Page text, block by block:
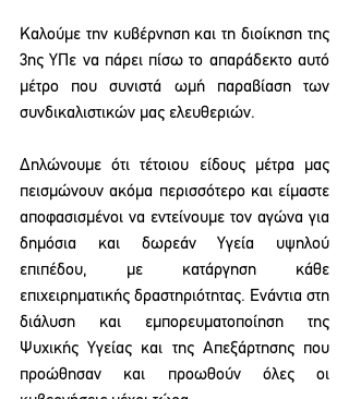
Καλούμε την κυβέρνηση και τη διοίκηση της
3ης ΥΠε να πάρει πίσω το απαράδεκτο αυτό
μέτρο που συνιστά ωμή παραβίαση των
συνδικαλιστικών μας ελευθεριών.
Δηλώνουμε ότι τέτοιου είδους μέτρα μας
πεισμώνουν ακόμα περισσότερο και είμαστε
αποφασισμένοι να εντείνουμε τον αγώνα για
δημόσια και δωρεάν Υγεία υψηλού
επιπέδου, με κατάργηση κάθε
επιχειρηματικής δραστηριότητας. Ενάντια στη
διάλυση και εμπορευματοποίηση της
Ψυχικής Υγείας και της Απεξάρτησης που
προώθησαν και προωθούν όλες οι